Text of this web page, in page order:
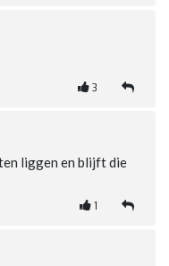
3
liggen en blijft die
1